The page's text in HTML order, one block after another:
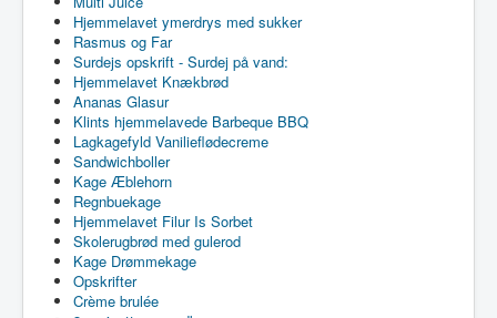
Hjemmelavet ymerdrys med sukker
Rasmus og Far
Surdejs opskrift - Surdej på vand:
Hjemmelavet Knækbrød
Ananas Glasur
Klints hjemmelavede Barbeque BBQ
Lagkagefyld Vanilieflødecreme
Sandwichboller
Kage Æblehorn
Regnbuekage
Hjemmelavet Filur Is Sorbet
Skolerugbrød med gulerod
Kage Drømmekage
Opskrifter
Crème brulée